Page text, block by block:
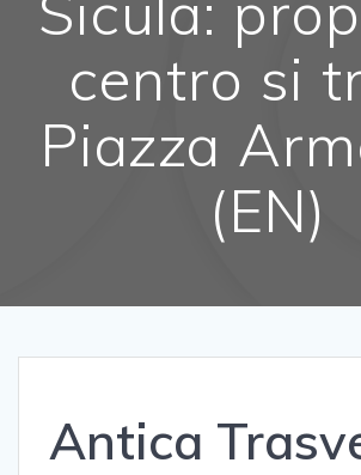
centro si
Piazza
(EN)
Antica